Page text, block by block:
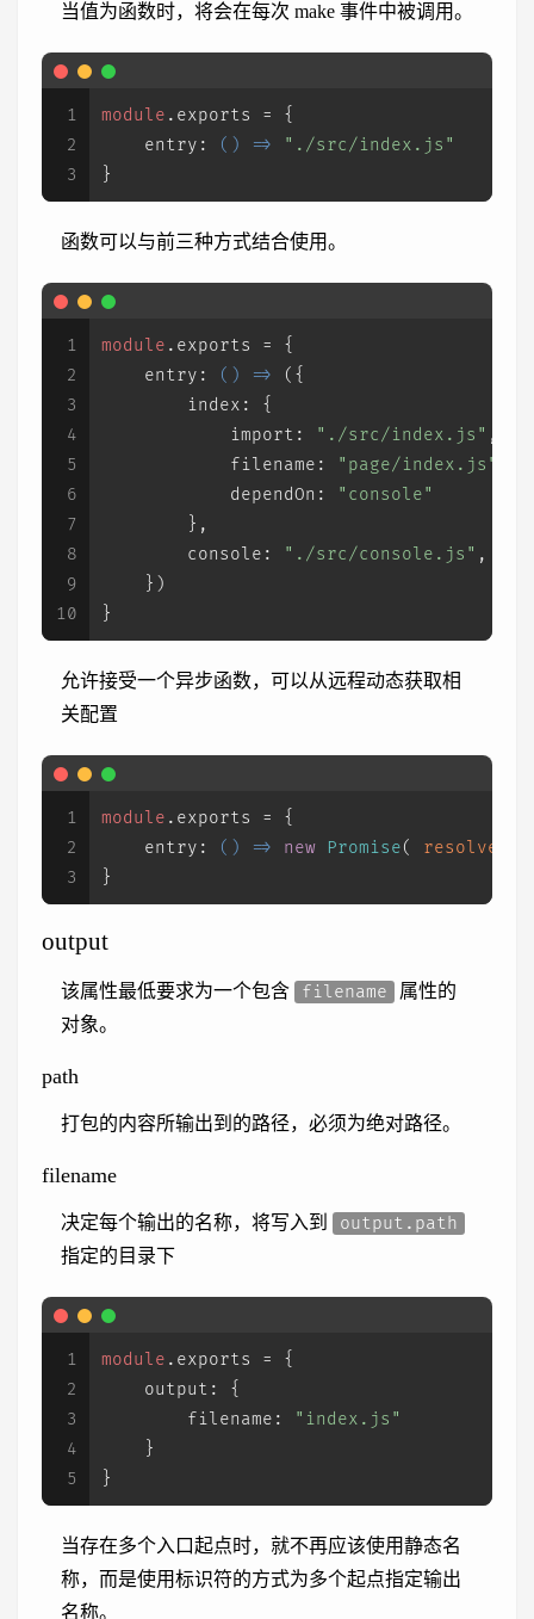
当值为函数时，将会在每次 make 事件中被调用。
1
2
3
module . exports
= {
entry : () =>
"./src/index.js"
}
函数可以与前三种方式结合使用。
1
2
3
4
5
6
7
8
9
10
module . exports
= {
entry : () =>
({
index : {
import : "./src/index.js" ,
filename : "page/index.js"
dependOn :
"console"
        },
console : "./src/console.js" ,
    })
}
允许接受一个异步函数，可以从远程动态获取相
关配置
1
2
3
module . exports
= {
entry : () => new Promise( resolve
}
output
该属性最低要求为一个包含 filename
属性的
对象。
path
打包的内容所输出到的路径，必须为绝对路径。
filename
决定每个输出的名称，将写入到
output.path
指定的目录下
1
2
3
4
5
module . exports
= {
output : {
filename :
"index.js"
    }
}
当存在多个入口起点时，就不再应该使用静态名
称，而是使用标识符的方式为多个起点指定输出
名称。